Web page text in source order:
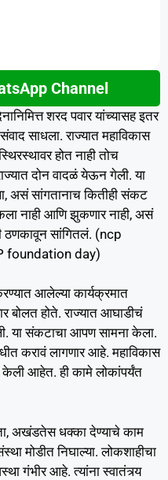
Channel
शरद पवार यांच्यासह इतर
संवाद साधला. राज्यात महाविकास
होत नाही तोच
दोन वादळं येऊन गेली. या
असं सांगतानाच कितीही संकट
नाही आणि झुकणार नाही, असं
ठणकावून सांगितलं. (ncp
foundation day)
आलेल्या कार्यक्रमात
बोलत होते. राज्यात आघाडीचं
या संकटाचा आपण सामना केला.
करावं लागणार आहे. महाविकास
आहेत. ही कामे लोकांपर्यंत
अखंडतेस धक्का देण्याचे काम
मोडीत निघाल्या. लोकशाहीचा
गंभीर आहे. त्यांना स्वातंत्र्य